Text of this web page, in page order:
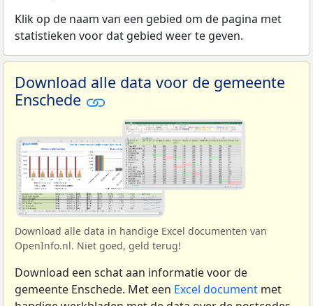
Klik op de naam van een gebied om de pagina met
statistieken voor dat gebied weer te geven.
Download alle data voor de gemeente
Enschede
Download alle data in handige Excel documenten van
OpenInfo.nl. Niet goed, geld terug!
Download een schat aan informatie voor de
gemeente Enschede. Met een Excel document met